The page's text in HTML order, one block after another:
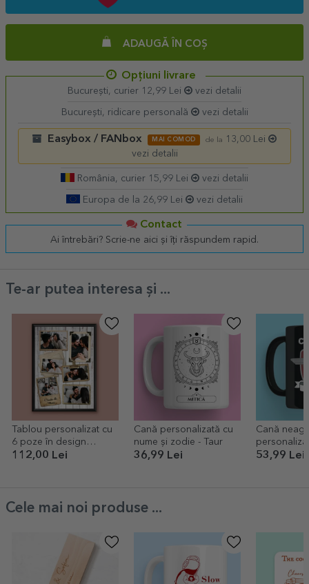
ADAUGĂ ÎN COȘ
Opțiuni livrare
București, curier 12,99 Lei vezi detalii
București, ridicare personală vezi detalii
Easybox / FANbox MAI COMOD de la
13,00 Lei
vezi detalii
România, curier 15,99 Lei vezi detalii
Europa de la 26,99 Lei vezi detalii
Contact
Ai întrebări? Scrie-ne aici și îți răspundem rapid.
Te-ar putea interesa și ...
Tablou personalizat cu
6 poze în design
vintage
112,00 Lei
Cană personalizată cu
nume și zodie - Taur
36,99 Lei
Cană
53,99 Lei
Cele mai noi produse ...